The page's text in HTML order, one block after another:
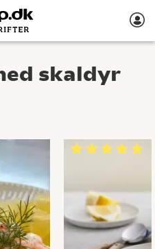
skaldyr